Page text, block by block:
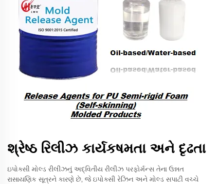
શ્રેષ્ઠ રિલીઝ કાર્યકષમતા અને દૃઢતા
ઇપોક્સી મોલ્ડ રીલીઝનું અદ્વિતીય રીલીઝ પરફોર્મન્સ તેના ઉન્નત
રાસાયણિક સૂત્રને કારણે છે, જે ઇપોક્સી રેઝિન અને મોલ્ડ સપાટી વચ્ચે